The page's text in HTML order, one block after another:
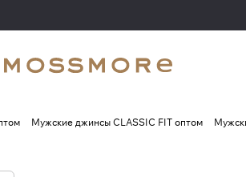
Мужские джинсы CLASSIC FIT оптом